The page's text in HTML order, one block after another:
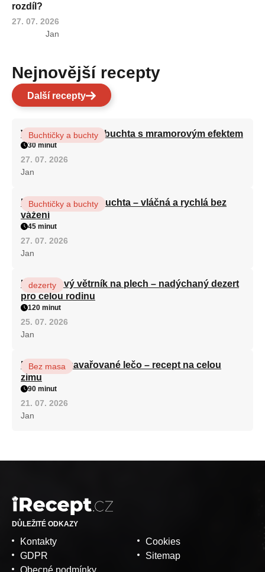
rozdíl?
27. 07. 2026
Jan
Nejnovější recepty
Další recepty
Vláčná olejová litá buchta s mramorovým efektem
Buchtičky a buchty
30 minut
27. 07. 2026
Jan
Hrnková maková buchta – vláčná a rychlá bez
vážení
Buchtičky a buchty
45 minut
27. 07. 2026
Jan
Karamelový větrník na plech – nadýchaný dezert
pro celou rodinu
dezerty
120 minut
25. 07. 2026
Jan
Babiččino zavařované lečo – recept na celou
zimu
Bez masa
90 minut
21. 07. 2026
Jan
DŮLEŽITÉ ODKAZY
Kontakty
GDPR
Obecné podmínky
Cookies
Sitemap